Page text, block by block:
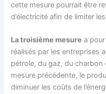
cette mesure pourrait être
d’électricité afin de limiter
La troisième mesure a
réalisés par les entreprises
pétrole, du gaz, du charbon
mesure précédente, le
diminuer les coûts de